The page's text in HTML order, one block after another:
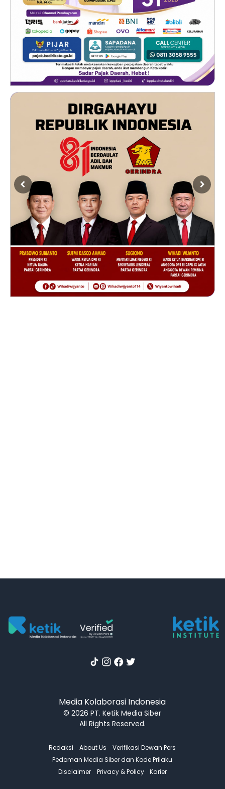
Media Kolaborasi Indonesia
© 2026 PT. Ketik Media Siber
All Rights Reserved.
Redaksi About Us
Verifikasi Dewan Pers
Pedoman Media Siber dan Kode Prilaku
Disclaimer
Privacy & Policy Karier